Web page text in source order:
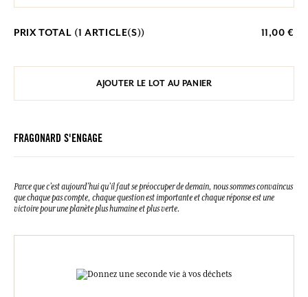
PRIX TOTAL (1 ARTICLE(S)) 11,00 €
AJOUTER LE LOT AU PANIER
FRAGONARD S'ENGAGE
Parce que c’est aujourd’hui qu’il faut se préoccuper de demain, nous sommes convaincus
que chaque pas compte, chaque question est importante et chaque réponse est une
victoire pour une planète plus humaine et plus verte.